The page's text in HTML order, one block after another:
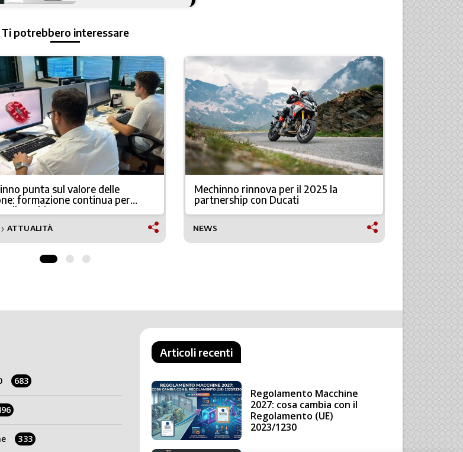
Ti potrebbero interessare
punta sul valore delle
formazione continua per
il cambiamento
❯ ATTUALITÀ
Mechinno rinnova per il 2025 la
partnership con Ducati
NEWS NEWS
683
333
Articoli recenti
Regolamento Macchine
2027: cosa cambia con il
Regolamento (UE)
2023/1230